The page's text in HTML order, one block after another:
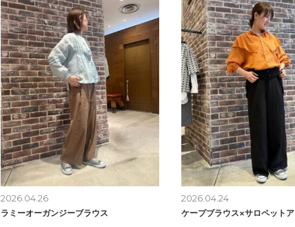
2026.04.26
ラミーオーガンジーブラウス
2026.04.24
ケープブラウス×サロペット